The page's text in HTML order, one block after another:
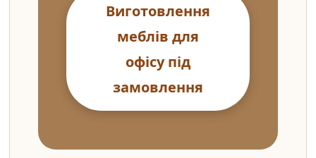
Виготовлення
меблів для
офісу під
замовлення